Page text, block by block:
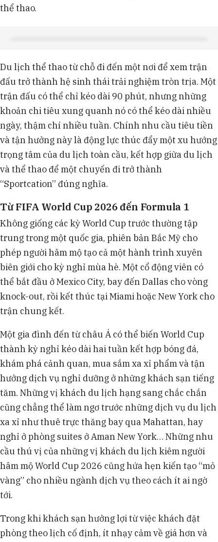
thể thao.
Du lịch thể thao từ chỗ đi đến một nơi để xem trận
đấu trở thành hệ sinh thái trải nghiệm tròn trịa. Một
trận đấu có thể chỉ kéo dài 90 phút, nhưng những
khoản chi tiêu xung quanh nó có thể kéo dài nhiều
ngày, thậm chí nhiều tuần. Chính nhu cầu tiêu tiền
và tận hưởng này là động lực thúc đẩy một xu hướng
trọng tâm của du lịch toàn cầu, kết hợp giữa du lịch
và thể thao để một chuyến đi trở thành
“Sportcation” đúng nghĩa.
Từ FIFA World Cup 2026 đến Formula 1
Không giống các kỳ World Cup trước thường tập
trung trong một quốc gia, phiên bản Bắc Mỹ cho
phép người hâm mộ tạo cả một hành trình xuyên
biên giới cho kỳ nghỉ mùa hè. Một cổ động viên có
thể bắt đầu ở Mexico City, bay đến Dallas cho vòng
knock-out, rồi kết thúc tại Miami hoặc New York cho
trận chung kết.
Một gia đình đến từ châu Á có thể biến World Cup
thành kỳ nghỉ kéo dài hai tuần kết hợp bóng đá,
khám phá cảnh quan, mua sắm xa xỉ phẩm và tận
hưởng dịch vụ nghỉ dưỡng ở những khách sạn tiếng
tăm. Những vị khách du lịch hạng sang chắc chắn
cũng chẳng thể làm ngơ trước những dịch vụ du lịch
xa xỉ như thuê trực thăng bay qua Mahattan, hay
nghỉ ở phòng suites ở Aman New York… Những nhu
cầu thú vị của những vị khách du lịch kiêm người
hâm mộ World Cup 2026 cũng hứa hẹn kiến tạo “mỏ
vàng” cho nhiều ngành dịch vụ theo cách ít ai ngờ
tới.
Trong khi khách sạn hưởng lợi từ việc khách đặt
phòng theo lịch cố định, ít nhạy cảm về giá hơn và